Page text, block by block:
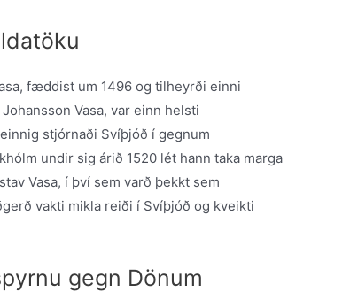
fæddist um 1496 og tilheyrði einni
Vasa, var einn helsti
stjórnaði Svíþjóð í gegnum
undir sig árið 1520 lét hann taka marga
Vasa, í því sem varð þekkt sem
vakti mikla reiði í Svíþjóð og kveikti
gegn Dönum